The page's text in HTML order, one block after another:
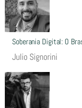
Soberania Digital: O
Julio Signorini